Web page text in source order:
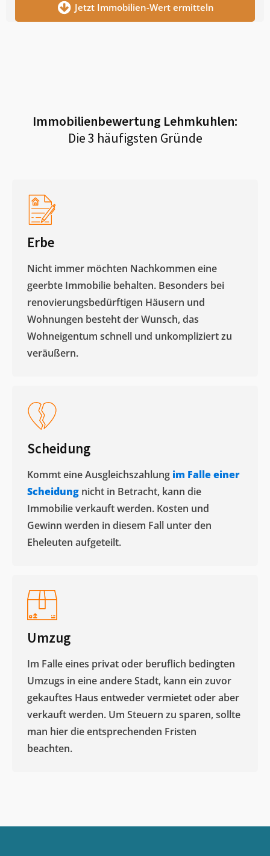
Jetzt Immobilien-Wert ermitteln
Immobilienbewertung Lehmkuhlen:
Die 3 häufigsten Gründe
Erbe
Nicht immer möchten Nachkommen eine
geerbte Immobilie behalten. Besonders bei
renovierungsbedürftigen Häusern und
Wohnungen besteht der Wunsch, das
Wohneigentum schnell und unkompliziert zu
veräußern. ​
Scheidung
Kommt eine Ausgleichszahlung im Falle einer
Scheidung nicht in Betracht, kann die
Immobilie verkauft werden. Kosten und
Gewinn werden in diesem Fall unter den
Eheleuten aufgeteilt.​
Umzug
Im Falle eines privat oder beruflich bedingten
Umzugs in eine andere Stadt, kann ein zuvor
gekauftes Haus entweder vermietet oder aber
verkauft werden. Um Steuern zu sparen, sollte
man hier die entsprechenden Fristen
beachten.